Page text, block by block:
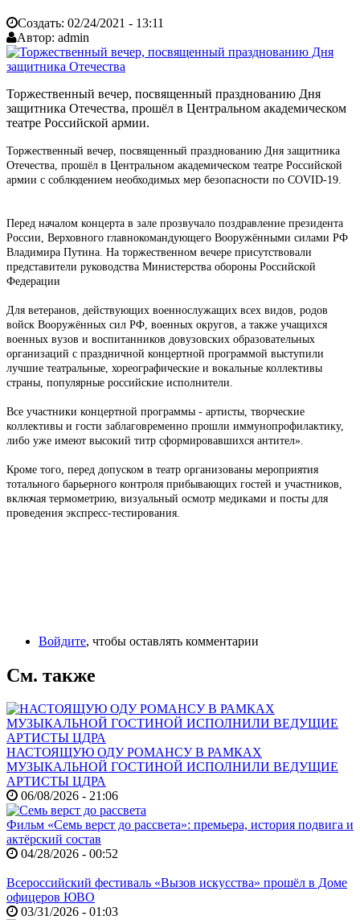
Создать: 02/24/2021 - 13:11
Автор: admin
Торжественный вечер, посвященный празднованию Дня
защитника Отечества, прошёл в Центральном академическом
театре Российской армии.
Торжественный вечер, посвященный празднованию Дня защитника
Отечества, прошёл в Центральном академическом театре Российской
армии с соблюдением необходимых мер безопасности по COVID-19.
Перед началом концерта в зале прозвучало поздравление президента
России, Верховного главнокомандующего Вооружёнными силами РФ
Владимира Путина. На торжественном вечере присутствовали
представители руководства Министерства обороны Российской
Федерации
Для ветеранов, действующих военнослужащих всех видов, родов
войск Вооружённых сил РФ, военных округов, а также учащихся
военных вузов и воспитанников довузовских образовательных
организаций с праздничной концертной программой выступили
лучшие театральные, хореографические и вокальные коллективы
страны, популярные российские исполнители.
Все участники концертной программы - артисты, творческие
коллективы и гости заблаговременно прошли иммунопрофилактику,
либо уже имеют высокий титр сформировавшихся антител».
Кроме того, перед допуском в театр организованы мероприятия
тотального барьерного контроля прибывающих гостей и участников,
включая термометрию, визуальный осмотр медиками и посты для
проведения экспресс-тестирования.
Войдите, чтобы оставлять комментарии
См. также
НАСТОЯЩУЮ ОДУ РОМАНСУ В РАМКАХ
МУЗЫКАЛЬНОЙ ГОСТИНОЙ ИСПОЛНИЛИ ВЕДУЩИЕ
АРТИСТЫ ЦДРА
06/08/2026 - 21:06
Фильм «Семь верст до рассвета»: премьера, история подвига и
актёрский состав
04/28/2026 - 00:52
Всероссийский фестиваль «Вызов искусства» прошёл в Доме
офицеров ЮВО
03/31/2026 - 01:03